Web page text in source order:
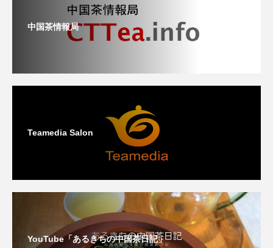
中国茶情報局
Teamedia Salon
YouTube「あるきちの中国茶日記」